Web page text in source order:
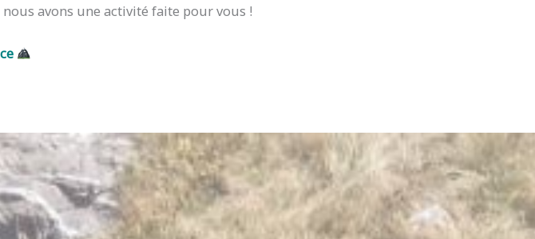
avons une activité faite pour vous !